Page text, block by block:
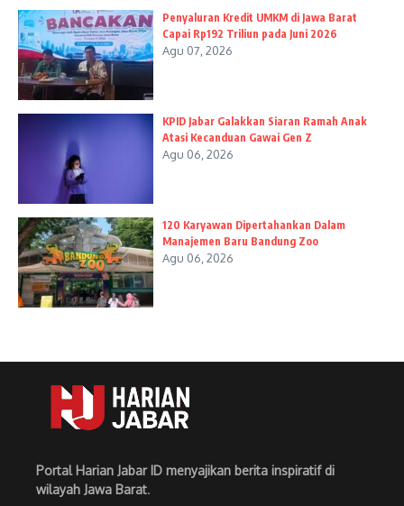
Penyaluran Kredit UMKM di Jawa Barat
Capai Rp192 Triliun pada Juni 2026
Agu 07, 2026
KPID Jabar Galakkan Siaran Ramah Anak
Atasi Kecanduan Gawai Gen Z
Agu 06, 2026
120 Karyawan Dipertahankan Dalam
Manajemen Baru Bandung Zoo
Agu 06, 2026
Portal Harian Jabar ID menyajikan berita inspiratif di
wilayah Jawa Barat.